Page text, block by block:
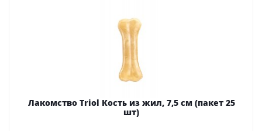
Лакомство Triol Кость из жил, 7,5 см (пакет 25
шт)